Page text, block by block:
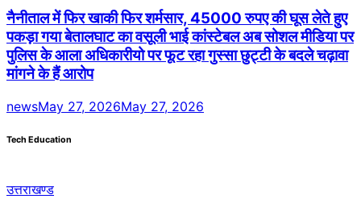
नैनीताल में फिर खाकी फिर शर्मसार, 45000 रुपए की घूस लेते हुए
पकड़ा गया बेतालघाट का वसूली भाई कांस्टेबल अब सोशल मीडिया पर
पुलिस के आला अधिकारीयो पर फूट रहा गुस्सा छुट्टी के बदले चढ़ावा
मांगने के हैं आरोप
newsMay 27, 2026May 27, 2026
Tech Education
उत्तराखण्ड